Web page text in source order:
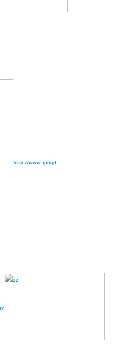
http://www.googl